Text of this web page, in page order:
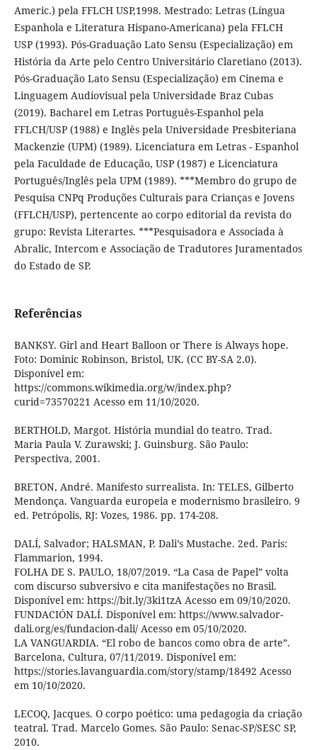
Americ.) pela FFLCH USP,1998. Mestrado: Letras (Língua
Espanhola e Literatura Hispano-Americana) pela FFLCH
USP (1993). Pós-Graduação Lato Sensu (Especialização) em
História da Arte pelo Centro Universitário Claretiano (2013).
Pós-Graduação Lato Sensu (Especialização) em Cinema e
Linguagem Audiovisual pela Universidade Braz Cubas
(2019). Bacharel em Letras Português-Espanhol pela
FFLCH/USP (1988) e Inglês pela Universidade Presbiteriana
Mackenzie (UPM) (1989). Licenciatura em Letras - Espanhol
pela Faculdade de Educação, USP (1987) e Licenciatura
Português/Inglês pela UPM (1989). ***Membro do grupo de
Pesquisa CNPq Produções Culturais para Crianças e Jovens
(FFLCH/USP), pertencente ao corpo editorial da revista do
grupo: Revista Literartes. ***Pesquisadora e Associada à
Abralic, Intercom e Associação de Tradutores Juramentados
do Estado de SP.
Referências
BANKSY. Girl and Heart Balloon or There is Always hope.
Foto: Dominic Robinson, Bristol, UK. (CC BY-SA 2.0).
Disponível em:
https://commons.wikimedia.org/w/index.php?
curid=73570221 Acesso em 11/10/2020.
BERTHOLD, Margot. História mundial do teatro. Trad.
Maria Paula V. Zurawski; J. Guinsburg. São Paulo:
Perspectiva, 2001.
BRETON, André. Manifesto surrealista. In: TELES, Gilberto
Mendonça. Vanguarda europeia e modernismo brasileiro. 9
ed. Petrópolis, RJ: Vozes, 1986. pp. 174-208.
DALÍ, Salvador; HALSMAN, P. Dali’s Mustache. 2ed. Paris:
Flammarion, 1994.
FOLHA DE S. PAULO, 18/07/2019. “La Casa de Papel” volta
com discurso subversivo e cita manifestações no Brasil.
Disponível em: https://bit.ly/3ki1tzA Acesso em 09/10/2020.
FUNDACIÓN DALÍ. Disponível em: https://www.salvador-
dali.org/es/fundacion-dali/ Acesso em 05/10/2020.
LA VANGUARDIA. “El robo de bancos como obra de arte”.
Barcelona, Cultura, 07/11/2019. Disponível em:
https://stories.lavanguardia.com/story/stamp/18492 Acesso
em 10/10/2020.
LECOQ, Jacques. O corpo poético: uma pedagogia da criação
teatral. Trad. Marcelo Gomes. São Paulo: Senac-SP/SESC SP,
2010.